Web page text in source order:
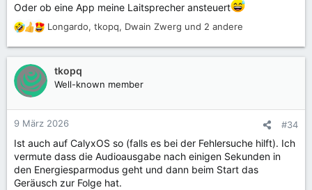
Oder ob eine App meine Laitsprecher ansteuert
R
e
a
k
t
o
n
n
:
Longardo, tkopq, Dwain Zwerg und 2 andere
tkopq
Well-known member
9 März 2026 #34
Ist auch auf CalyxOS so (falls es bei der Fehlersuche hilft). Ich
vermute dass die Audioausgabe nach einigen Sekunden in
den Energiesparmodus geht und dann beim Start das
Geräusch zur Folge hat.